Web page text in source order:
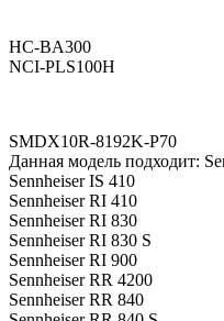
HC-BA300
NCI-PLS100H
SMDX10R-8192K-P70
Данная модель подходит:
Sennheiser IS 410
Sennheiser RI 410
Sennheiser RI 830
Sennheiser RI 830 S
Sennheiser RI 900
Sennheiser RR 4200
Sennheiser RR 840